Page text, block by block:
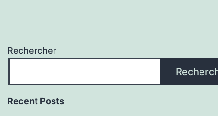
Rechercher
Recent Posts